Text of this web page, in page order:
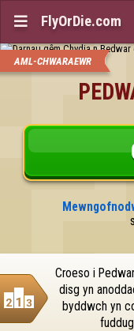
 FlyOrDie.com
AML-CHWARAEWR
Croeso i
disg yn
byddwch yn